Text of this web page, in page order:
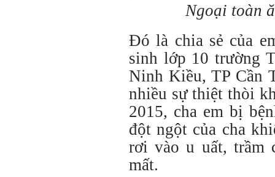
Ngoại toàn
Đó là chia sẻ của
sinh lớp 10 trường
Ninh Kiều, TP Cần
nhiều sự thiệt thòi
2015, cha em bị
đột ngột của cha
rơi vào u uất, trầm
mất.